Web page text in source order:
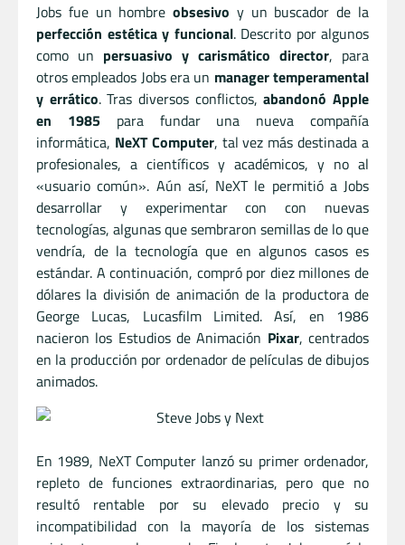
Jobs fue un hombreobsesivo y un buscador de la
perfección estética y funcional. Descrito por algunos
como un persuasivo y carismático director, para
otros empleados Jobs era un manager temperamental
y errático. Tras diversos conflictos,abandonó Apple
en 1985para fundar una nueva compañía
informática, NeXT Computer, tal vez más destinada a
profesionales, a científicos y académicos, y no al
«usuario común». Aún así, NeXT le permitió a Jobs
desarrollar y experimentar con con nuevas
tecnologías, algunas que sembraron semillas de lo que
vendría, de la tecnología que en algunos casos es
estándar. A continuación, compró por diez millones de
dólares la división de animación de la productora de
George Lucas, Lucasfilm Limited. Así, en 1986
nacieron los Estudios de Animación Pixar, centrados
en la producción por ordenador de películas de dibujos
animados.
En 1989, NeXT Computer lanzó su primer ordenador,
repleto de funciones extraordinarias, pero que no
resultó rentable por su elevado precio y su
incompatibilidad con la mayoría de los sistemas